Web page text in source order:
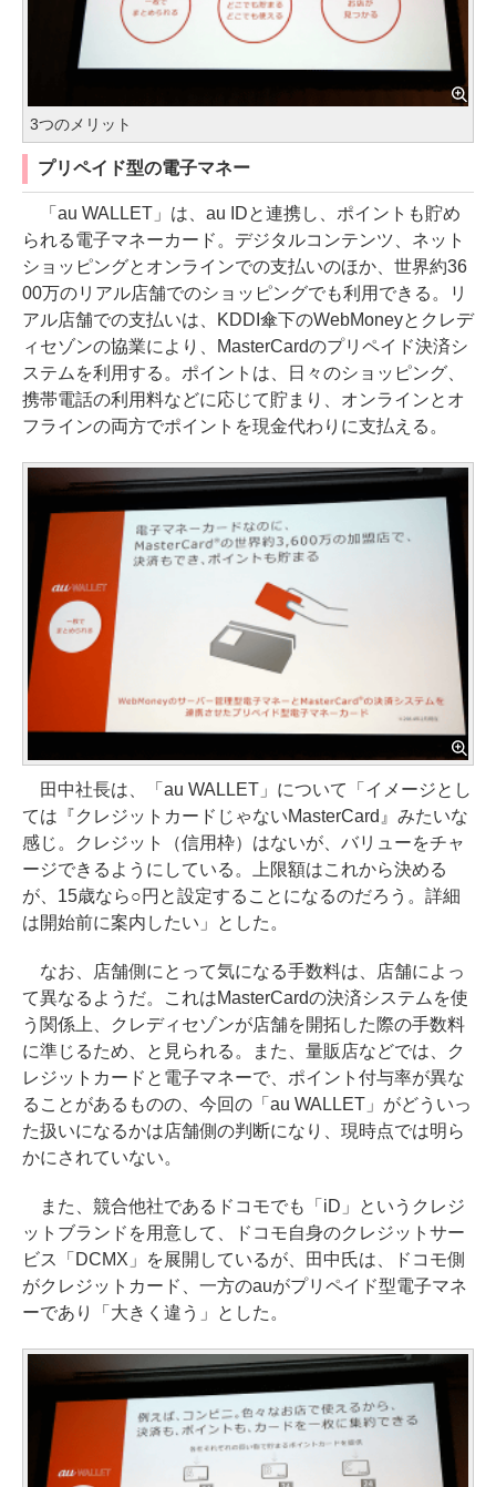
3つのメリット
プリペイド型の電子マネー
「au WALLET」は、au IDと連携し、ポイントも貯め
られる電子マネーカード。デジタルコンテンツ、ネット
ショッピングとオンラインでの支払いのほか、世界約36
00万のリアル店舗でのショッピングでも利用できる。リ
アル店舗での支払いは、KDDI傘下のWebMoneyとクレデ
ィセゾンの協業により、MasterCardのプリペイド決済シ
ステムを利用する。ポイントは、日々のショッピング、
携帯電話の利用料などに応じて貯まり、オンラインとオ
フラインの両方でポイントを現金代わりに支払える。
田中社長は、「au WALLET」について「イメージとし
ては『クレジットカードじゃないMasterCard』みたいな
感じ。クレジット（信用枠）はないが、バリューをチャ
ージできるようにしている。上限額はこれから決める
が、15歳なら○円と設定することになるのだろう。詳細
は開始前に案内したい」とした。
なお、店舗側にとって気になる手数料は、店舗によっ
て異なるようだ。これはMasterCardの決済システムを使
う関係上、クレディセゾンが店舗を開拓した際の手数料
に準じるため、と見られる。また、量販店などでは、ク
レジットカードと電子マネーで、ポイント付与率が異な
ることがあるものの、今回の「au WALLET」がどういっ
た扱いになるかは店舗側の判断になり、現時点では明ら
かにされていない。
また、競合他社であるドコモでも「iD」というクレジ
ットブランドを用意して、ドコモ自身のクレジットサー
ビス「DCMX」を展開しているが、田中氏は、ドコモ側
がクレジットカード、一方のauがプリペイド型電子マネ
ーであり「大きく違う」とした。